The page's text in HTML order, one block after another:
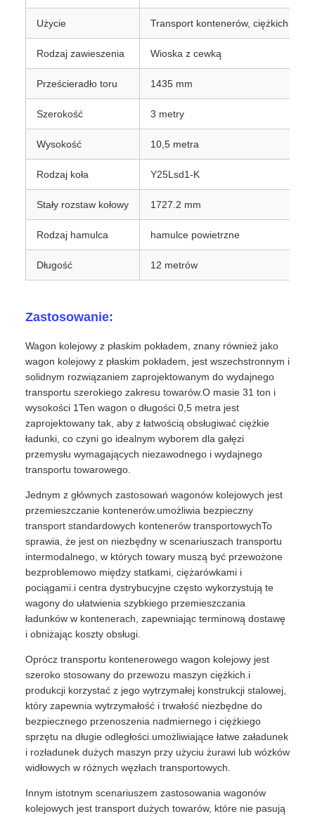
Użycie Transport kontenerów, ciężkich
Rodzaj zawieszenia Wioska z cewką
Prześcieradło toru 1435 mm
Szerokość 3 metry
Wysokość 10,5 metra
Rodzaj koła Y25Lsd1-K
Stały rozstaw kołowy 1727.2 mm
Rodzaj hamulca hamulce powietrzne
Długość 12 metrów
Zastosowanie:
Wagon kolejowy z płaskim pokładem, znany również jako
wagon kolejowy z płaskim pokładem, jest wszechstronnym i
solidnym rozwiązaniem zaprojektowanym do wydajnego
transportu szerokiego zakresu towarów.O masie 31 ton i
wysokości 1Ten wagon o długości 0,5 metra jest
zaprojektowany tak, aby z łatwością obsługiwać ciężkie
ładunki, co czyni go idealnym wyborem dla gałęzi
przemysłu wymagających niezawodnego i wydajnego
transportu towarowego.
Jednym z głównych zastosowań wagonów kolejowych jest
przemieszczanie kontenerów.umożliwia bezpieczny
transport standardowych kontenerów transportowychTo
sprawia, że jest on niezbędny w scenariuszach transportu
intermodalnego, w których towary muszą być przewożone
bezproblemowo między statkami, ciężarówkami i
pociągami.i centra dystrybucyjne często wykorzystują te
wagony do ułatwienia szybkiego przemieszczania
ładunków w kontenerach, zapewniając terminową dostawę
i obniżając koszty obsługi.
Oprócz transportu kontenerowego wagon kolejowy jest
szeroko stosowany do przewozu maszyn ciężkich.i
produkcji korzystać z jego wytrzymałej konstrukcji stalowej,
który zapewnia wytrzymałość i trwałość niezbędne do
bezpiecznego przenoszenia nadmiernego i ciężkiego
sprzętu na długie odległości.umożliwiające łatwe załadunek
i rozładunek dużych maszyn przy użyciu żurawi lub wózków
widłowych w różnych węzłach transportowych.
Innym istotnym scenariuszem zastosowania wagonów
kolejowych jest transport dużych towarów, które nie pasują